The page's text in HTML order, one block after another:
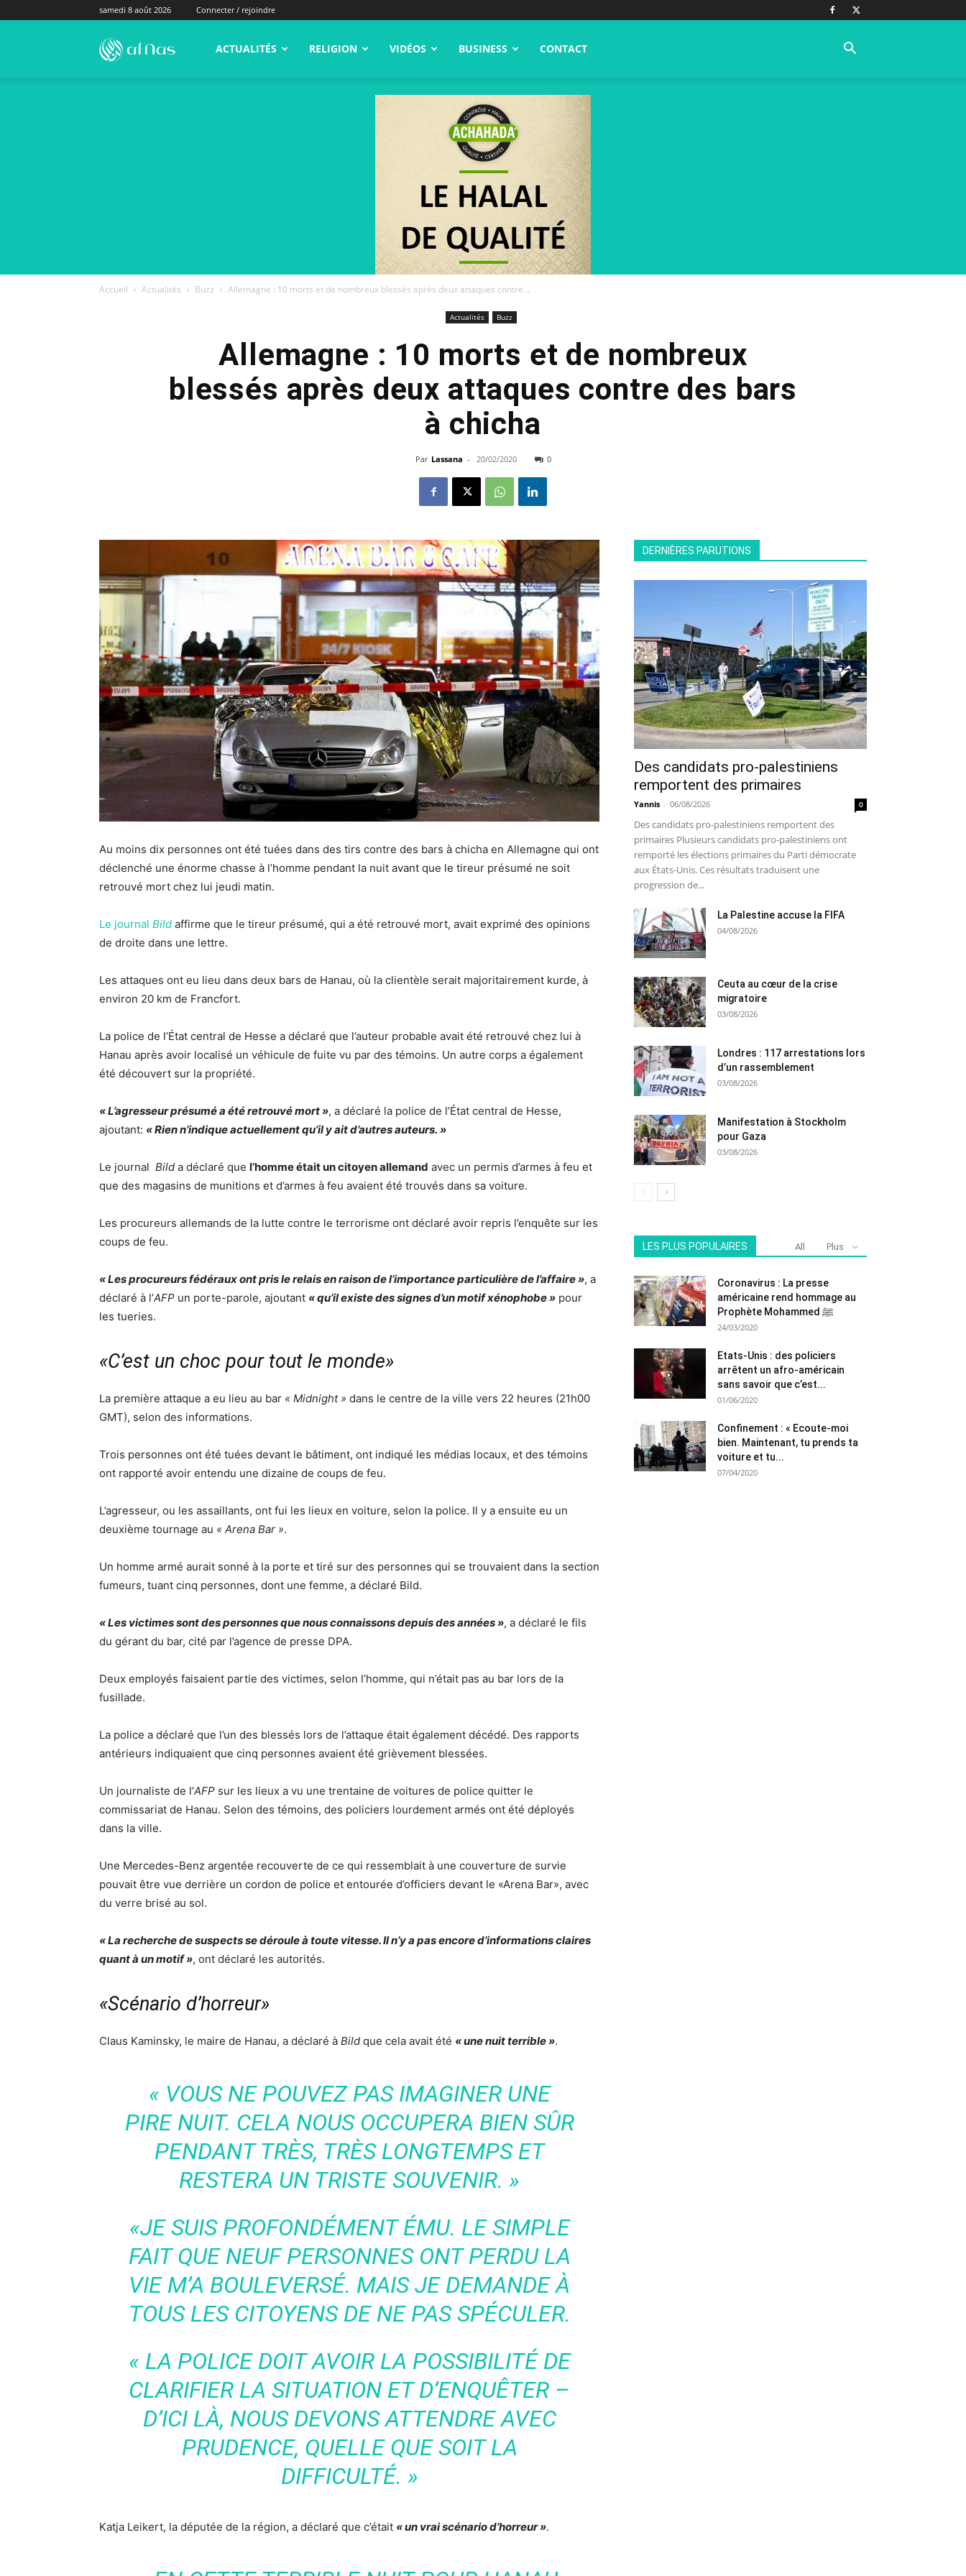
samedi 8 août 2026 Connecter / rejoindre
alNas.fr ACTUALITÉS RELIGION VIDÉOS BUSINESS CONTACT
Accueil Actualités Buzz Allemagne : 10 morts et de nombreux blessés après deux attaques contre...
Actualités Buzz
Allemagne : 10 morts et de nombreux
blessés après deux attaques contre des bars
à chicha
Par Lassana - 20/02/2020 0
Au moins dix personnes ont été tuées dans des tirs contre des bars à chicha en Allemagne qui ont
déclenché une énorme chasse à l’homme pendant la nuit avant que le tireur présumé ne soit
retrouvé mort chez lui jeudi matin.
Le journal Bild affirme que le tireur présumé, qui a été retrouvé mort, avait exprimé des opinions
de droite dans une lettre.
Les attaques ont eu lieu dans deux bars de Hanau, où la clientèle serait majoritairement kurde, à
environ 20 km de Francfort.
La police de l’État central de Hesse a déclaré que l’auteur probable avait été retrouvé chez lui à
Hanau après avoir localisé un véhicule de fuite vu par des témoins. Un autre corps a également
été découvert sur la propriété.
« L’agresseur présumé a été retrouvé mort », a déclaré la police de l’État central de Hesse,
ajoutant: « Rien n’indique actuellement qu’il y ait d’autres auteurs. »
Le journal Bild a déclaré que l’homme était un citoyen allemand avec un permis d’armes à feu et
que des magasins de munitions et d’armes à feu avaient été trouvés dans sa voiture.
Les procureurs allemands de la lutte contre le terrorisme ont déclaré avoir repris l’enquête sur les
coups de feu.
« Les procureurs fédéraux ont pris le relais en raison de l’importance particulière de l’affaire », a
déclaré à l’AFP un porte-parole, ajoutant « qu’il existe des signes d’un motif xénophobe » pour
les tueries.
«C’est un choc pour tout le monde»
La première attaque a eu lieu au bar « Midnight » dans le centre de la ville vers 22 heures (21h00
GMT), selon des informations.
Trois personnes ont été tuées devant le bâtiment, ont indiqué les médias locaux, et des témoins
ont rapporté avoir entendu une dizaine de coups de feu.
L’agresseur, ou les assaillants, ont fui les lieux en voiture, selon la police. Il y a ensuite eu un
deuxième tournage au « Arena Bar ».
Un homme armé aurait sonné à la porte et tiré sur des personnes qui se trouvaient dans la section
fumeurs, tuant cinq personnes, dont une femme, a déclaré Bild.
« Les victimes sont des personnes que nous connaissons depuis des années », a déclaré le fils
du gérant du bar, cité par l’agence de presse DPA.
Deux employés faisaient partie des victimes, selon l’homme, qui n’était pas au bar lors de la
fusillade.
La police a déclaré que l’un des blessés lors de l’attaque était également décédé. Des rapports
antérieurs indiquaient que cinq personnes avaient été grièvement blessées.
Un journaliste de l’AFP sur les lieux a vu une trentaine de voitures de police quitter le
commissariat de Hanau. Selon des témoins, des policiers lourdement armés ont été déployés
dans la ville.
Une Mercedes-Benz argentée recouverte de ce qui ressemblait à une couverture de survie
pouvait être vue derrière un cordon de police et entourée d’officiers devant le «Arena Bar», avec
du verre brisé au sol.
« La recherche de suspects se déroule à toute vitesse. Il n’y a pas encore d’informations claires
quant à un motif », ont déclaré les autorités.
«Scénario d’horreur»
Claus Kaminsky, le maire de Hanau, a déclaré à Bild que cela avait été « une nuit terrible ».
« VOUS NE POUVEZ PAS IMAGINER UNE
PIRE NUIT. CELA NOUS OCCUPERA BIEN SÛR
PENDANT TRÈS, TRÈS LONGTEMPS ET
RESTERA UN TRISTE SOUVENIR. »
«JE SUIS PROFONDÉMENT ÉMU. LE SIMPLE
FAIT QUE NEUF PERSONNES ONT PERDU LA
VIE M’A BOULEVERSÉ. MAIS JE DEMANDE À
TOUS LES CITOYENS DE NE PAS SPÉCULER.
« LA POLICE DOIT AVOIR LA POSSIBILITÉ DE
CLARIFIER LA SITUATION ET D’ENQUÊTER –
D’ICI LÀ, NOUS DEVONS ATTENDRE AVEC
PRUDENCE, QUELLE QUE SOIT LA
DIFFICULTÉ. »
Katja Leikert, la députée de la région, a déclaré que c’était « un vrai scénario d’horreur ».
DERNIÈRES PARUTIONS
Des candidats pro-palestiniens
remportent des primaires
Yannis - 06/08/2026 0
Des candidats pro-palestiniens remportent des
primaires Plusieurs candidats pro-palestiniens ont
remporté les élections primaires du Parti démocrate
aux États-Unis. Ces résultats traduisent une
progression de...
La Palestine accuse la FIFA
04/08/2026
Ceuta au cœur de la crise
migratoire
03/08/2026
Londres : 117 arrestations lors
d’un rassemblement
03/08/2026
Manifestation à Stockholm
pour Gaza
03/08/2026
LES PLUS POPULAIRES All Plus
Coronavirus : La presse
américaine rend hommage au
Prophète Mohammed ﷺ
24/03/2020
Etats-Unis : des policiers
arrêtent un afro-américain
sans savoir que c’est...
01/06/2020
Confinement : « Ecoute-moi
bien. Maintenant, tu prends ta
voiture et tu...
07/04/2020